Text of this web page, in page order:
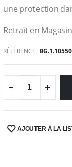
une protection
Retrait en
RÉFÉRENCE:
SHARE:AJOUTER À LA